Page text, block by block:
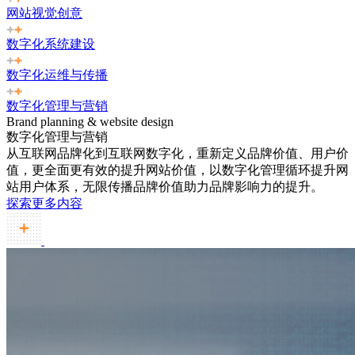
网站视觉创意
数字化系统建设
数字化运维与传播
数字化管理与营销
Brand planning & website design
数字化管理与营销
从互联网品牌化到互联网数字化，重新定义品牌价值、用户价
值，更全面更有效的提升网站价值，以数字化管理循环提升网
站用户体系，无限传播品牌价值助力品牌影响力的提升。
探索更多内容